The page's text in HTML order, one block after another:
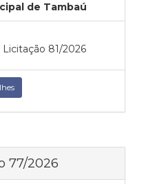
de Tambaú
81/2026
77/2026